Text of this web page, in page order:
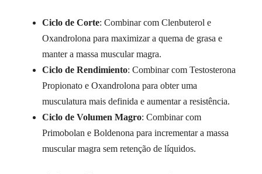
Ciclo de Corte: Combinar com Clenbuterol e
Oxandrolona para maximizar a quema de grasa e
manter a massa muscular magra.
Ciclo de Rendimiento: Combinar com Testosterona
Propionato e Oxandrolona para obter uma
musculatura mais definida e aumentar a resistência.
Ciclo de Volumen Magro: Combinar com
Primobolan e Boldenona para incrementar a massa
muscular magra sem retenção de líquidos.